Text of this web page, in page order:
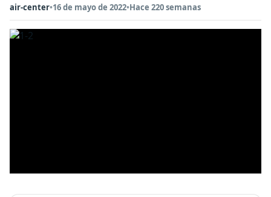
air-center•16 de mayo de 2022•Hace 220 semanas